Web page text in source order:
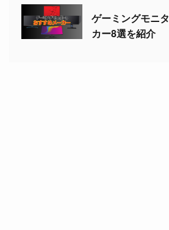
ゲーミングモニ
カー8選を紹介